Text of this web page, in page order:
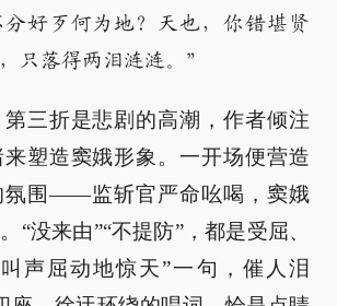
好歹何为地？天也，你错堪贤
只落得两泪涟涟。”
三折是悲剧的高潮，作者倾注
塑造窦娥形象。一开场便营造
氛围——监斩官严命吆喝，窦娥
“没来由”“不提防”，都是受屈、
声屈动地惊天”一句，催人泪